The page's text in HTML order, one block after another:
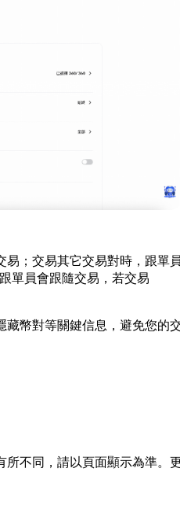
易；交易其它交易對時，跟單
單員會跟隨交易，若交易
藏幣對等關鍵信息，避免您的
所不同，請以頁面顯示為準。